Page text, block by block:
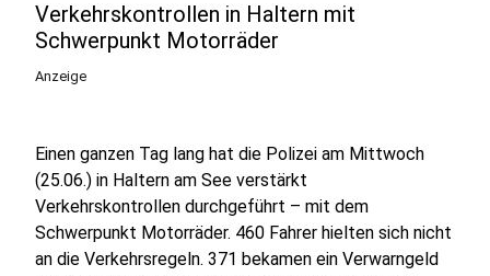
Verkehrskontrollen in Haltern mit
Schwerpunkt Motorräder
Anzeige
Einen ganzen Tag lang hat die Polizei am Mittwoch
(25.06.) in Haltern am See verstärkt
Verkehrskontrollen durchgeführt – mit dem
Schwerpunkt Motorräder. 460 Fahrer hielten sich nicht
an die Verkehrsregeln. 371 bekamen ein Verwarngeld